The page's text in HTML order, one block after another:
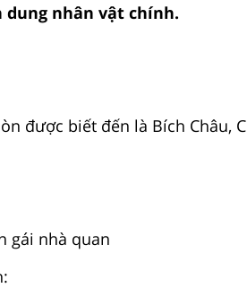
nhân vật chính.
được biết đến là Bích Châu,
gái nhà quan